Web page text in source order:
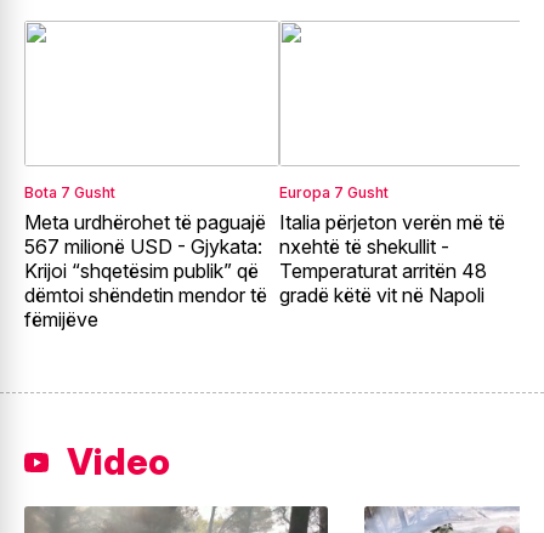
Bota 7 Gusht
Meta urdhërohet të paguajë
567 milionë USD - Gjykata:
Krijoi “shqetësim publik” që
dëmtoi shëndetin mendor të
fëmijëve
Europa 7 Gusht
Italia përjeton verën më të
nxehtë të shekullit -
Temperaturat arritën 48
gradë këtë vit në Napoli
Video